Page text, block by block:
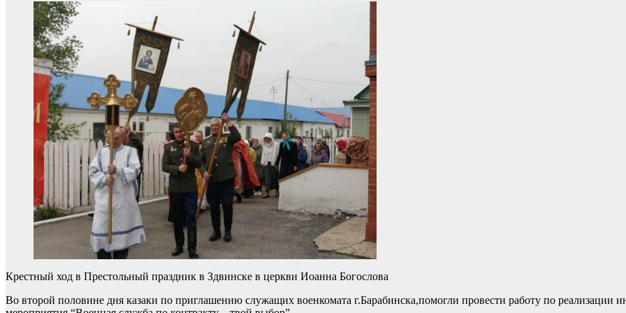
Крестный ход в Престольный праздник в Здвинске в церкви Иоанна Богослова
Во второй половине дня казаки по приглашению служащих военкомата г.Барабинска,помогли провести работу по реализации